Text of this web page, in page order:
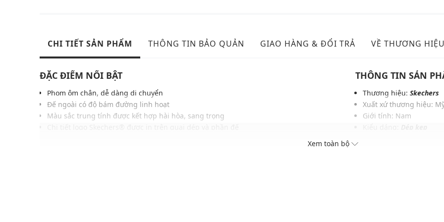
CHI TIẾT SẢN PHẨM THÔNG TIN BẢO QUẢN GIAO HÀNG & ĐỔI TRẢ VỀ THƯƠNG HIỆU
ĐẶC ĐIỂM NỔI BẬT
Phom ôm chân, dễ dàng di chuyển
Đế ngoài có độ bám đường linh hoạt
Màu sắc trung tính được kết hợp hài hòa, sang trọng
THÔNG TIN SẢN
Thương hiệu: Skechers
Xuất xứ thương hiệu:
Giới tính: Nam
Xem toàn bộ